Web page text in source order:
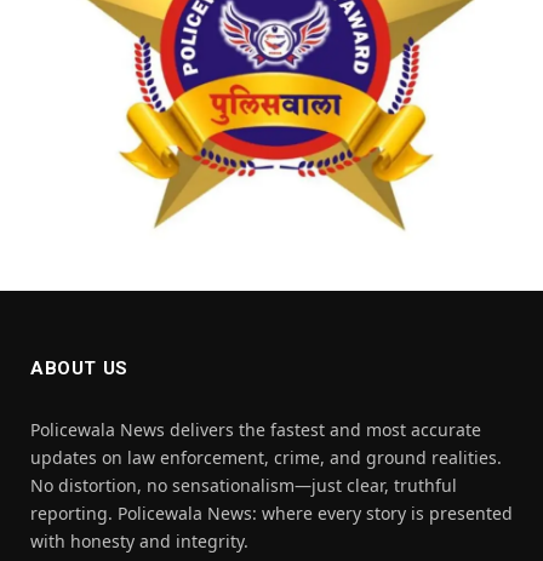
ABOUT US
Policewala News delivers the fastest and most accurate
updates on law enforcement, crime, and ground realities.
No distortion, no sensationalism—just clear, truthful
reporting. Policewala News: where every story is presented
with honesty and integrity.